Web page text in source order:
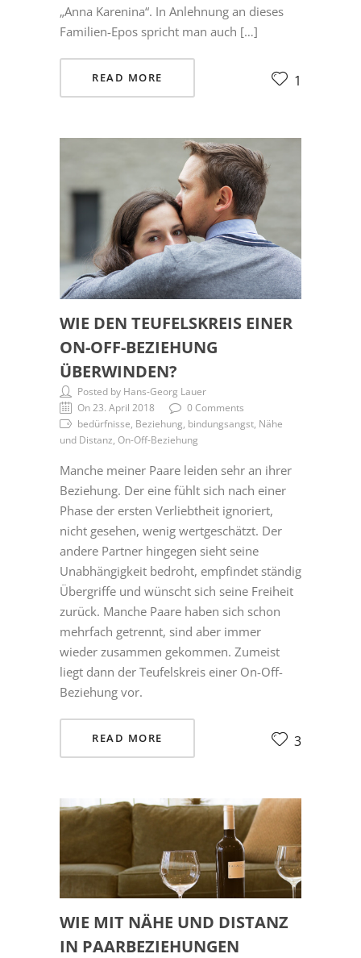
„Anna Karenina“. In Anlehnung an dieses
Familien-Epos spricht man auch […]
READ MORE 1
WIE DEN TEUFELSKREIS EINER
ON-OFF-BEZIEHUNG
ÜBERWINDEN?
Posted by Hans-Georg Lauer
On 23. April 2018
0 Comments
bedürfnisse, Beziehung, bindungsangst, Nähe
und Distanz, On-Off-Beziehung
Manche meiner Paare leiden sehr an ihrer
Beziehung. Der eine fühlt sich nach einer
Phase der ersten Verliebtheit ignoriert,
nicht gesehen, wenig wertgeschätzt. Der
andere Partner hingegen sieht seine
Unabhängigkeit bedroht, empfindet ständig
Übergriffe und wünscht sich seine Freiheit
zurück. Manche Paare haben sich schon
mehrfach getrennt, sind aber immer
wieder zusammen gekommen. Zumeist
liegt dann der Teufelskreis einer On-Off-
Beziehung vor.
READ MORE 3
WIE MIT NÄHE UND DISTANZ
IN PAARBEZIEHUNGEN